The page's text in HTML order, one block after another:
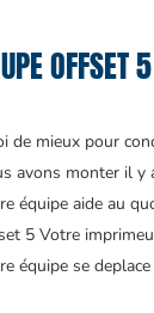
de mieux pour
avons monter il y
équipe aide au
5 Votre
équipe se